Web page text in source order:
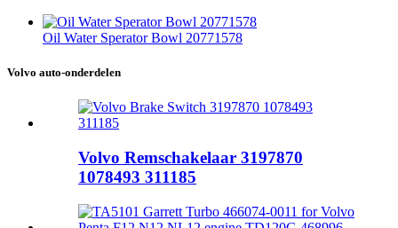
Oil Water Sperator Bowl 20771578
Volvo auto-onderdelen
Volvo Remschakelaar 3197870
1078493 311185